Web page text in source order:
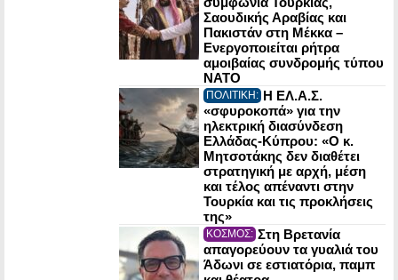
Σαουδικής Αραβίας και
Πακιστάν στη Μέκκα –
Ενεργοποιείται ρήτρα
αμοιβαίας συνδρομής τύπου
NATO
ΠΟΛΙΤΙΚΗ: Η ΕΛ.Α.Σ.
«σφυροκοπά» για την
ηλεκτρική διασύνδεση
Ελλάδας-Κύπρου: «Ο κ.
Μητσοτάκης δεν διαθέτει
στρατηγική με αρχή, μέση
και τέλος απέναντι στην
Τουρκία και τις προκλήσεις
της»
ΚΟΣΜΟΣ: Στη Βρετανία
απαγορεύουν τα γυαλιά του
Άδωνι σε εστιατόρια, παμπ